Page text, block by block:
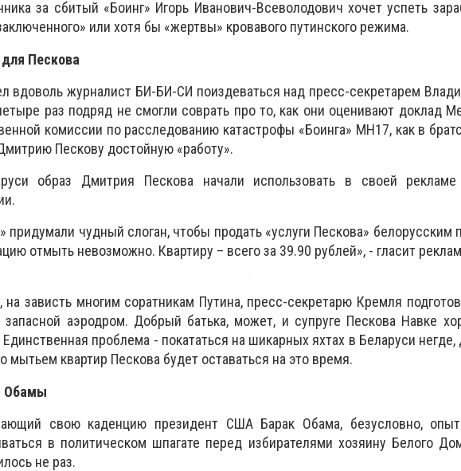
за сбитый «Боинг» Игорь Иванович-Всеволодович хочет успеть
или хотя бы «жертвы» кровавого путинского режима.
Пескова
вдоволь журналист БИ-БИ-СИ поиздеваться над пресс-секретарем
раз подряд не смогли соврать про то, как они оценивают доклад
комиссии по расследованию катастрофы «Боинга» МH17, как в
Пескову достойную «работу».
образ Дмитрия Пескова начали использовать в своей рекламе
придумали чудный слоган, чтобы продать «услуги Пескова» белорусским
отмыть невозможно. Квартиру – всего за 39.90 рублей», - гласит
на зависть многим соратникам Путина, пресс-секретарю Кремля
запасной аэродром. Добрый батька, может, и супруге Пескова Навке
Единственная проблема - покататься на шикарных яхтах в Беларуси негде,
мытьем квартир Пескова будет оставаться на это время.
Обамы
свою каденцию президент США Барак Обама, безусловно,
в политическом шпагате перед избирателями хозяину Белого
не раз.